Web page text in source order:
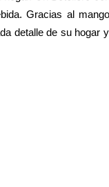
Gracias al
detalle de su hogar